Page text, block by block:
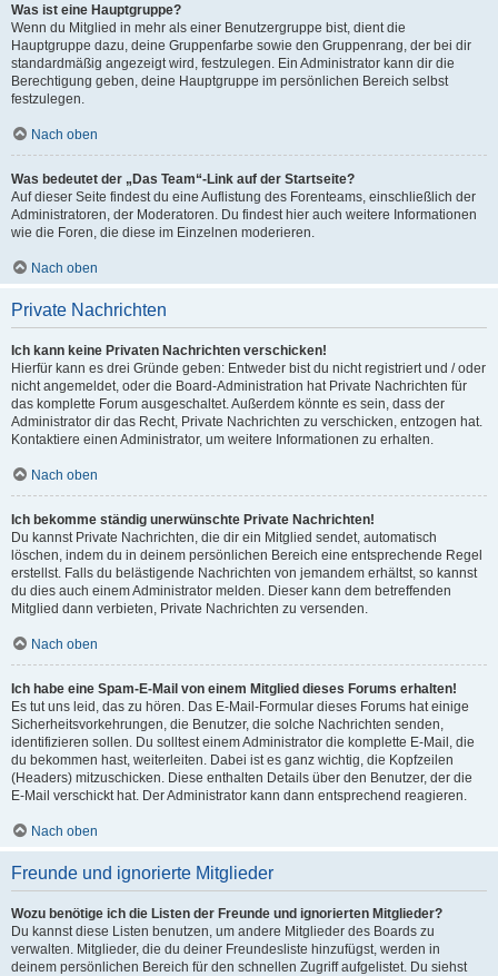
Was ist eine Hauptgruppe?
Wenn du Mitglied in mehr als einer Benutzergruppe bist, dient die
Hauptgruppe dazu, deine Gruppenfarbe sowie den Gruppenrang, der bei dir
standardmäßig angezeigt wird, festzulegen. Ein Administrator kann dir die
Berechtigung geben, deine Hauptgruppe im persönlichen Bereich selbst
festzulegen.
Nach oben
Was bedeutet der „Das Team“-Link auf der Startseite?
Auf dieser Seite findest du eine Auflistung des Forenteams, einschließlich der
Administratoren, der Moderatoren. Du findest hier auch weitere Informationen
wie die Foren, die diese im Einzelnen moderieren.
Nach oben
Private Nachrichten
Ich kann keine Privaten Nachrichten verschicken!
Hierfür kann es drei Gründe geben: Entweder bist du nicht registriert und / oder
nicht angemeldet, oder die Board-Administration hat Private Nachrichten für
das komplette Forum ausgeschaltet. Außerdem könnte es sein, dass der
Administrator dir das Recht, Private Nachrichten zu verschicken, entzogen hat.
Kontaktiere einen Administrator, um weitere Informationen zu erhalten.
Nach oben
Ich bekomme ständig unerwünschte Private Nachrichten!
Du kannst Private Nachrichten, die dir ein Mitglied sendet, automatisch
löschen, indem du in deinem persönlichen Bereich eine entsprechende Regel
erstellst. Falls du belästigende Nachrichten von jemandem erhältst, so kannst
du dies auch einem Administrator melden. Dieser kann dem betreffenden
Mitglied dann verbieten, Private Nachrichten zu versenden.
Nach oben
Ich habe eine Spam-E-Mail von einem Mitglied dieses Forums erhalten!
Es tut uns leid, das zu hören. Das E-Mail-Formular dieses Forums hat einige
Sicherheitsvorkehrungen, die Benutzer, die solche Nachrichten senden,
identifizieren sollen. Du solltest einem Administrator die komplette E-Mail, die
du bekommen hast, weiterleiten. Dabei ist es ganz wichtig, die Kopfzeilen
(Headers) mitzuschicken. Diese enthalten Details über den Benutzer, der die
E-Mail verschickt hat. Der Administrator kann dann entsprechend reagieren.
Nach oben
Freunde und ignorierte Mitglieder
Wozu benötige ich die Listen der Freunde und ignorierten Mitglieder?
Du kannst diese Listen benutzen, um andere Mitglieder des Boards zu
verwalten. Mitglieder, die du deiner Freundesliste hinzufügst, werden in
deinem persönlichen Bereich für den schnellen Zugriff aufgelistet. Du siehst